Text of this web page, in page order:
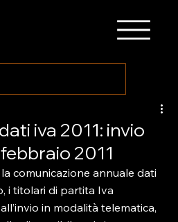
iva 2011: invio
2011
comunicazione annuale dati
i titolari di partita Iva
in modalità telematica,